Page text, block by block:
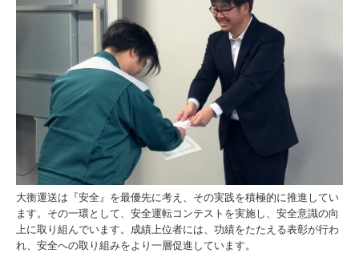
大衡運送は『安全』を最優先に考え、その実践を積極的に推進してい
ます。その一環として、安全運転コンテストを実施し、安全意識の向
上に取り組んでいます。成績上位者には、功績をたたえる表彰が行わ
れ、安全への取り組みをより一層促進しています。